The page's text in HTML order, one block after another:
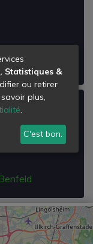
Statistiques &
ou retirer
plus,
.
C'est bon.